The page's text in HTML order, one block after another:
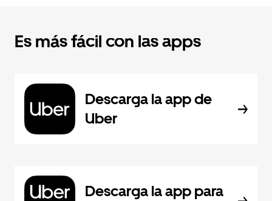
Es más fácil con las apps
Descarga la app de
Uber
Descarga la app para